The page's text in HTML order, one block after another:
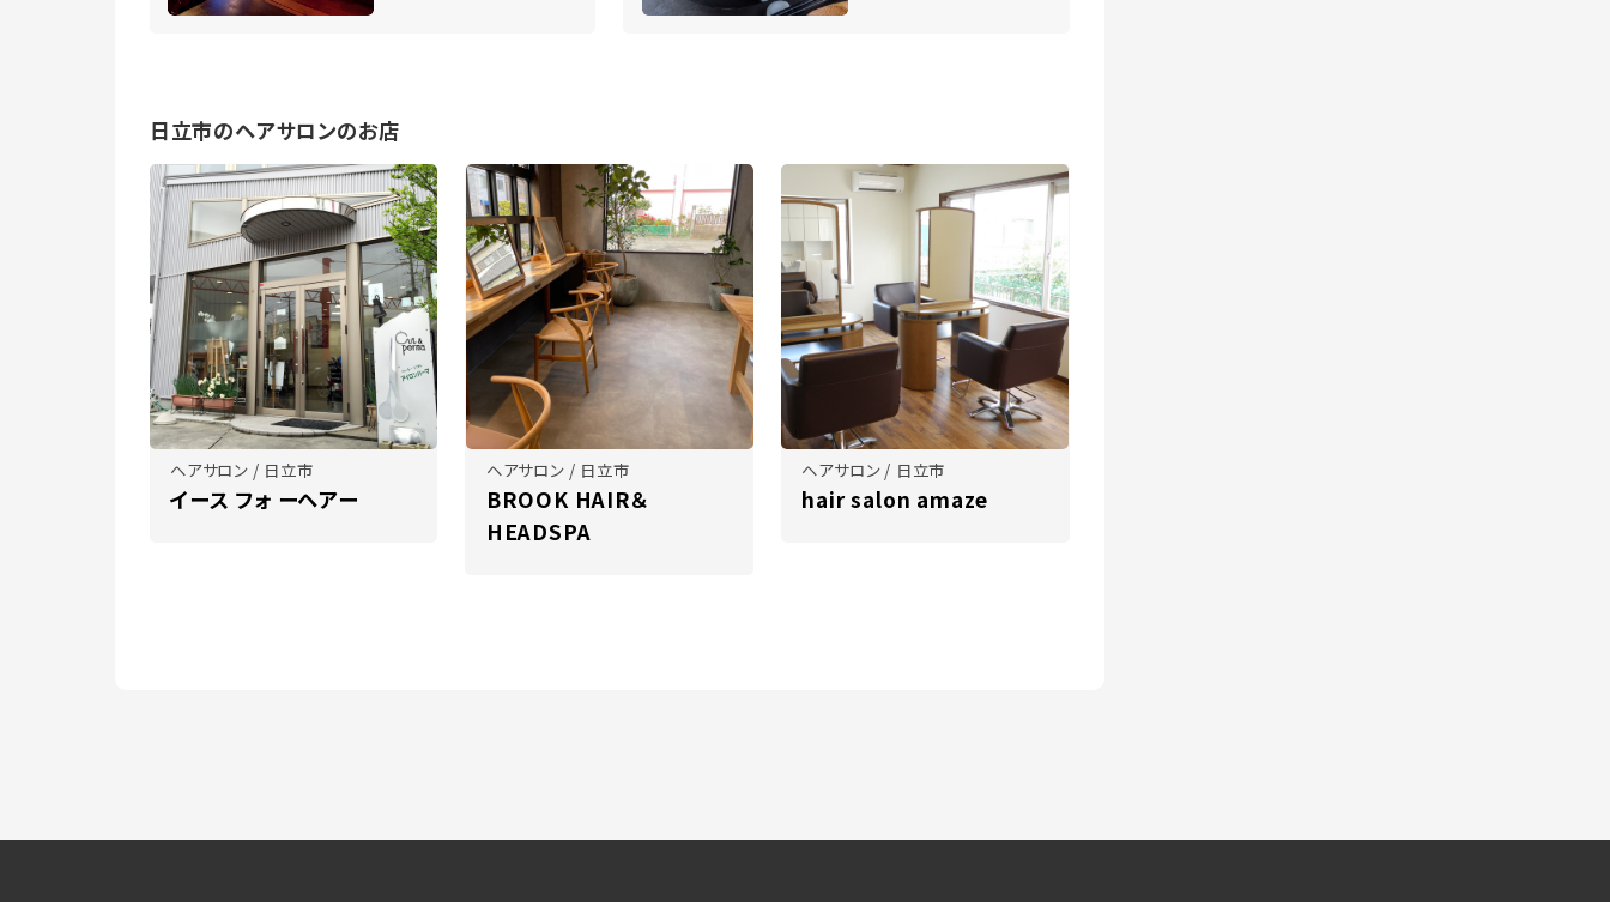
日立市のヘアサロンのお店
ヘアサロン / 日立市
イース フォ ーヘアー
ヘアサロン / 日立市
BROOK HAIR＆
HEADSPA
ヘアサロン / 日立市
hair salon amaze